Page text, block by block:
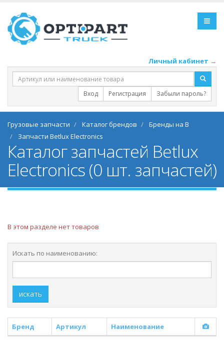
Личный кабинет →
Вход Регистрация Забыли пароль?
Грузовые запчасти Каталог брендов
Бренды на B
Запчасти Betlux Electronics
Каталог запчастей Betlux
Electronics (0 шт. запчастей)
В этом разделе нет товаров
Искать по наименованию:
искать
Бренд Артикул Наименование